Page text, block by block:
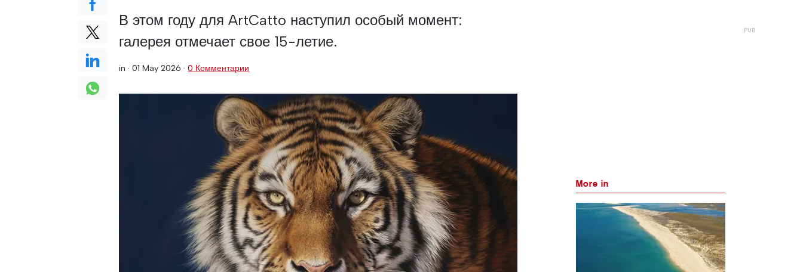
В этом году для ArtCatto наступил особый момент:
галерея отмечает свое 15-летие.
in ·01 May 2026 ·0 Комментарии
More in